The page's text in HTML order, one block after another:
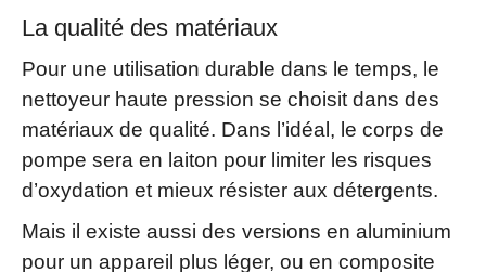
La qualité des matériaux
Pour une utilisation durable dans le temps, le
nettoyeur haute pression se choisit dans des
matériaux de qualité. Dans l’idéal, le corps de
pompe sera en laiton pour limiter les risques
d’oxydation et mieux résister aux détergents.
Mais il existe aussi des versions en aluminium
pour un appareil plus léger, ou en composite